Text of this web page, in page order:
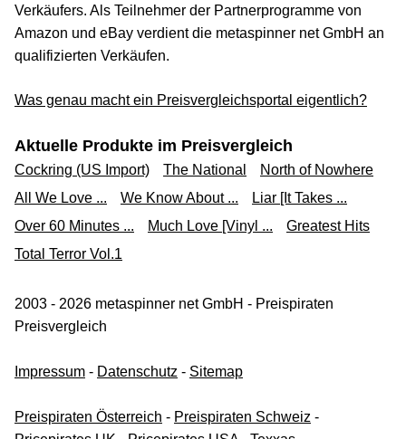
Verkäufers. Als Teilnehmer der Partnerprogramme von
Amazon und eBay verdient die metaspinner net GmbH an
qualifizierten Verkäufen.
Was genau macht ein Preisvergleichsportal eigentlich?
Aktuelle Produkte im Preisvergleich
Cockring (US Import) The National
North of Nowhere
All We Love ...
We Know About ...
Liar [It Takes ...
Over 60 Minutes ...
Much Love [Vinyl ...
Greatest Hits
Total Terror Vol.1
2003 - 2026 metaspinner net GmbH - Preispiraten
Preisvergleich
Impressum - Datenschutz - Sitemap
Preispiraten Österreich - Preispiraten Schweiz -